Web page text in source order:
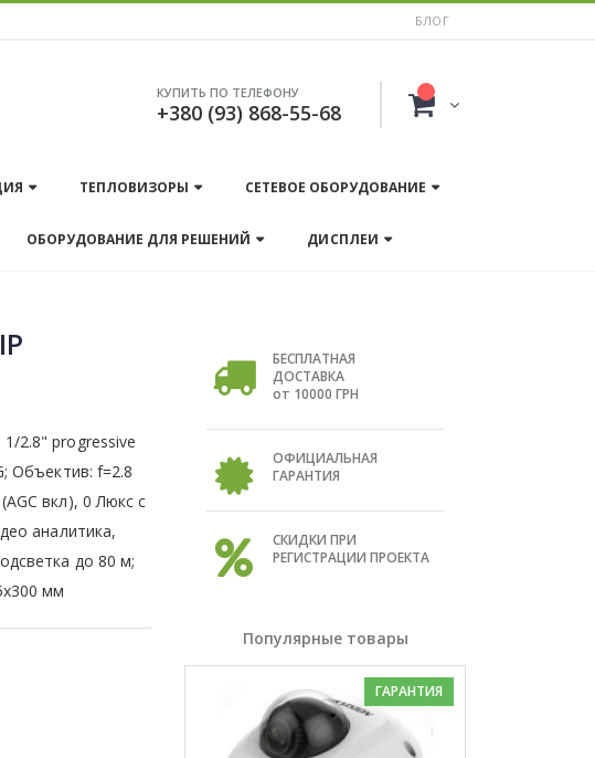
БЛОГ
КУПИТЬ ПО ТЕЛЕФОНУ
+380 (93) 868-55-68
ТЕПЛОВИЗОРЫ СЕТЕВОЕ ОБОРУДОВАНИЕ
ОБОРУДОВАНИЕ ДЛЯ РЕШЕНИЙ ДИСПЛЕИ
2.8" progressive
Объектив: f=2.8
вкл), 0 Люкс с
аналитика,
до 80 м;
мм
БЕСПЛАТНАЯ
ДОСТАВКА
от 10000 ГРН
ОФИЦИАЛЬНАЯ
ГАРАНТИЯ
СКИДКИ ПРИ
РЕГИСТРАЦИИ ПРОЕКТА
Популярные товары
ГАРАНТИЯ